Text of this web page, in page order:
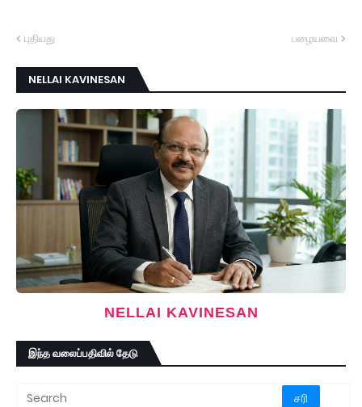
புதியது பழையவை
NELLAI KAVINESAN
NELLAI KAVINESAN
இந்த வலைப்பதிவில் தேடு